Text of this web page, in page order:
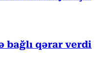
bağlı qərar verdi